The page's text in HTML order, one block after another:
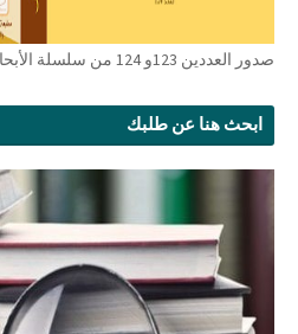
صدور العددين 123و 124 من سلسلة الأبحاث المعمقة بتاريخ 01/09/2024
ابحث هنا عن طلبك